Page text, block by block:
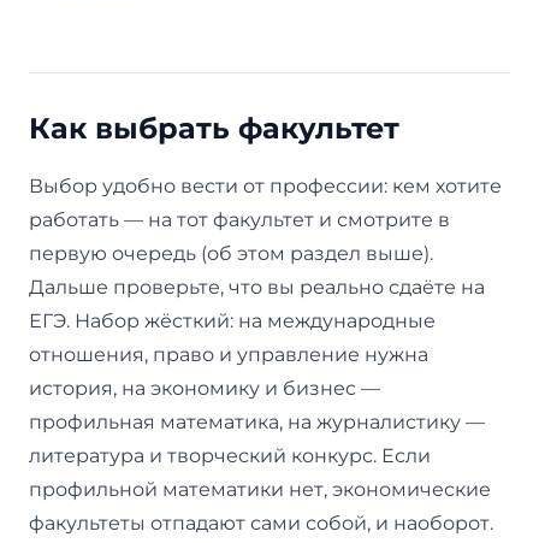
Как выбрать факультет
Выбор удобно вести от профессии: кем хотите
работать — на тот факультет и смотрите в
первую очередь (об этом раздел выше).
Дальше проверьте, что вы реально сдаёте на
ЕГЭ. Набор жёсткий: на международные
отношения, право и управление нужна
история, на экономику и бизнес —
профильная математика, на журналистику —
литература и творческий конкурс. Если
профильной математики нет, экономические
факультеты отпадают сами собой, и наоборот.